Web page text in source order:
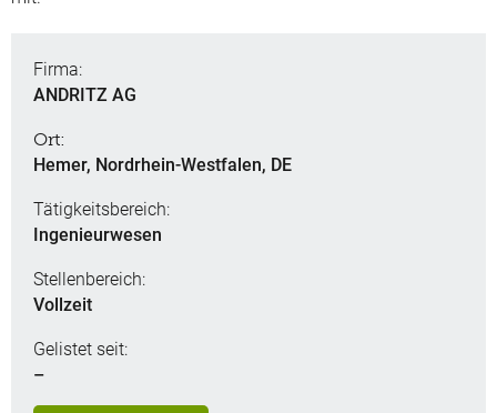
Firma:
ANDRITZ AG
Ort:
Hemer, Nordrhein-Westfalen, DE
Tätigkeitsbereich:
Ingenieurwesen
Stellenbereich:
Vollzeit
Gelistet seit:
–